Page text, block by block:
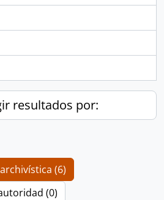
resultados por:
(6)
(0)